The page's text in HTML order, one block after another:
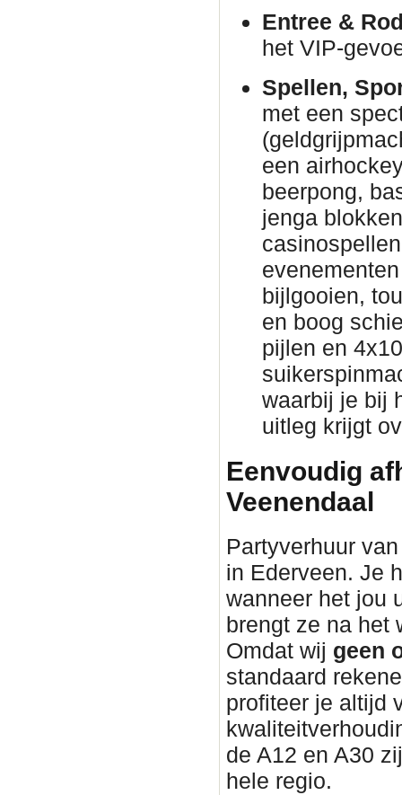
Entree &
het VIP-
Spellen,
met een
een
beerpong,
jenga
bijlgooien,
en boog
pijlen en
waarbij je bij
uitleg krijgt
Eenvoudig
Veenendaal
Partyverhuur
in Ederveen. Je
wanneer het jou
brengt ze na het
Omdat wij geen
standaard
profiteer je altijd
de A12 en A30
hele regio.